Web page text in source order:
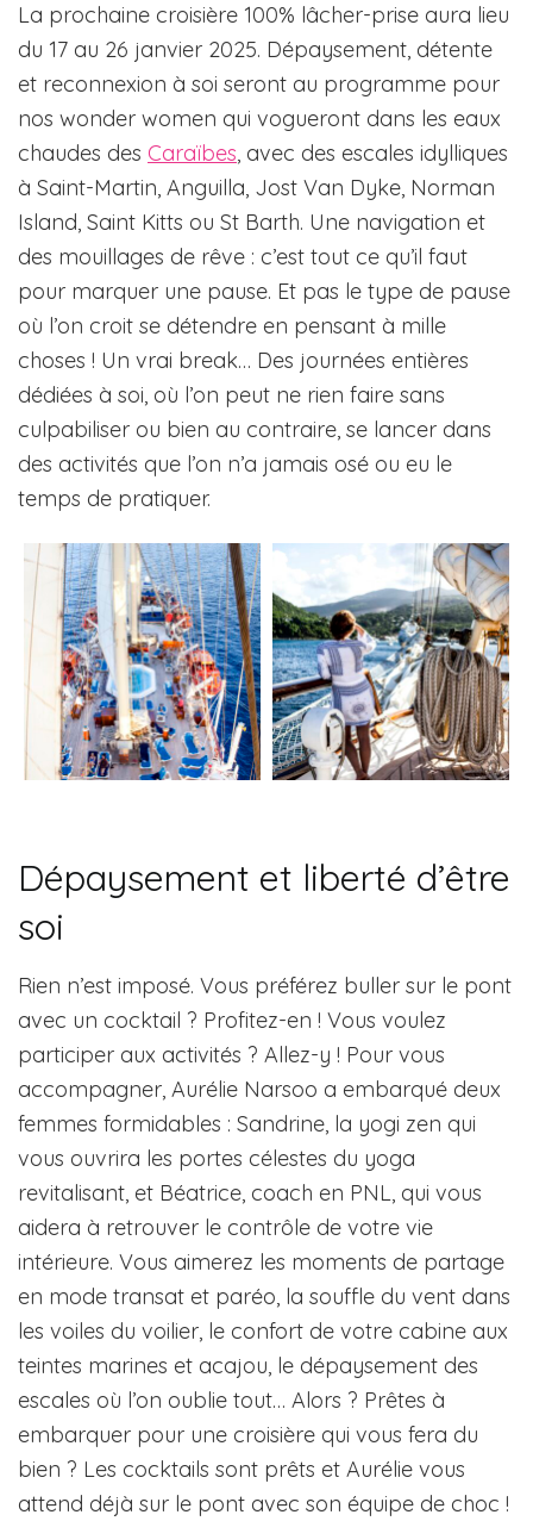
La prochaine croisière 100% lâcher-prise aura lieu
du 17 au 26 janvier 2025. Dépaysement, détente
et reconnexion à soi seront au programme pour
nos wonder women qui vogueront dans les eaux
chaudes des Caraïbes, avec des escales idylliques
à Saint-Martin, Anguilla, Jost Van Dyke, Norman
Island, Saint Kitts ou St Barth. Une navigation et
des mouillages de rêve : c’est tout ce qu’il faut
pour marquer une pause. Et pas le type de pause
où l’on croit se détendre en pensant à mille
choses ! Un vrai break… Des journées entières
dédiées à soi, où l’on peut ne rien faire sans
culpabiliser ou bien au contraire, se lancer dans
des activités que l’on n’a jamais osé ou eu le
temps de pratiquer.
Dépaysement et liberté d’être
soi
Rien n’est imposé. Vous préférez buller sur le pont
avec un cocktail ? Profitez-en ! Vous voulez
participer aux activités ? Allez-y ! Pour vous
accompagner, Aurélie Narsoo a embarqué deux
femmes formidables : Sandrine, la yogi zen qui
vous ouvrira les portes célestes du yoga
revitalisant, et Béatrice, coach en PNL, qui vous
aidera à retrouver le contrôle de votre vie
intérieure. Vous aimerez les moments de partage
en mode transat et paréo, la souffle du vent dans
les voiles du voilier, le confort de votre cabine aux
teintes marines et acajou, le dépaysement des
escales où l’on oublie tout… Alors ? Prêtes à
embarquer pour une croisière qui vous fera du
bien ? Les cocktails sont prêts et Aurélie vous
attend déjà sur le pont avec son équipe de choc !